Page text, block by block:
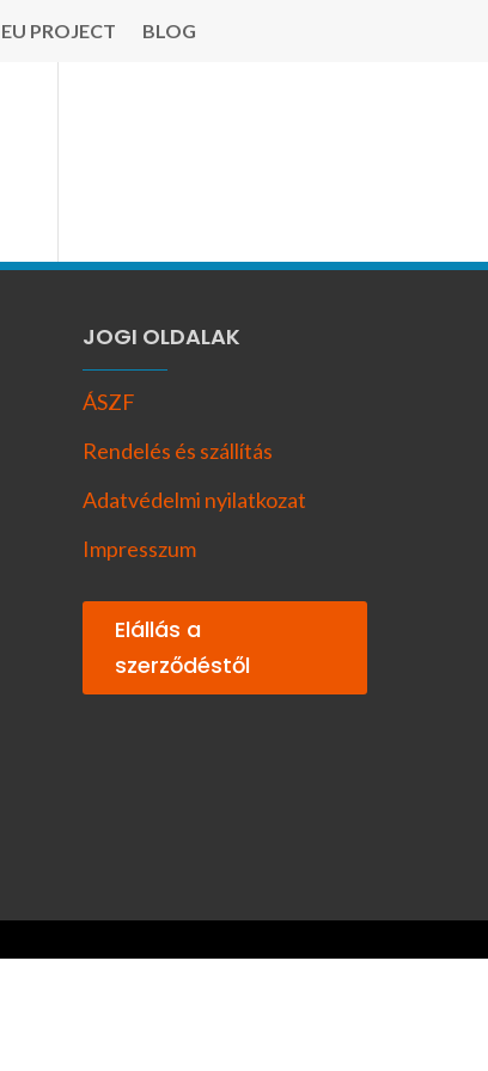
EU PROJECT BLOG
JOGI OLDALAK
ÁSZF
Rendelés és szállítás
Adatvédelmi nyilatkozat
Impresszum
Elállás a
szerződéstől